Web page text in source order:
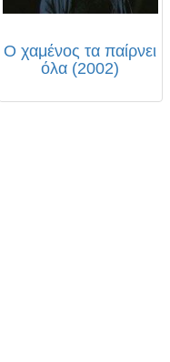
Ο χαμένος τα παίρνει
όλα (2002)